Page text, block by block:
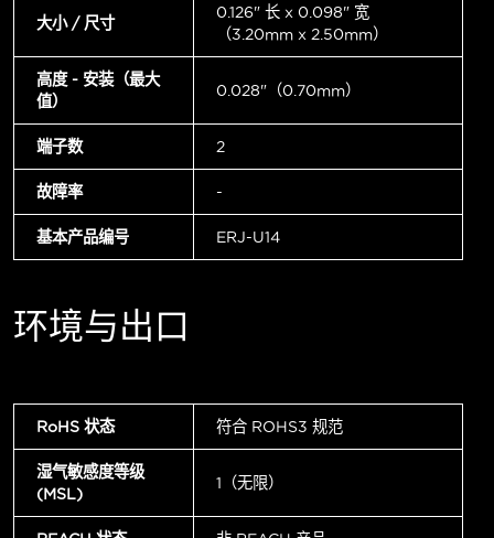
大小 / 尺寸
0.126" 长 x 0.098" 宽
（3.20mm x 2.50mm）
高度 - 安装（最大
值）
0.028"（0.70mm）
端子数 2
故障率 -
基本产品编号 ERJ-U14
环境与出口
RoHS 状态 符合 ROHS3 规范
湿气敏感度等级
(MSL)
1（无限）